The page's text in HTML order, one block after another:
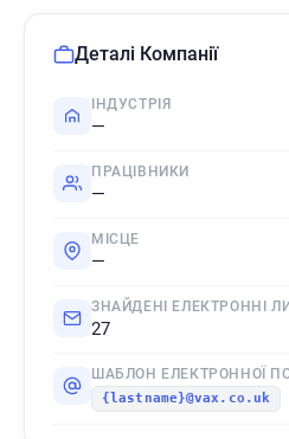
Деталі Компанії
ІНДУСТРІЯ
—
ПРАЦІВНИКИ
—
МІСЦЕ
—
ЗНАЙДЕНІ ЕЛЕКТРОННІ
27
ШАБЛОН ЕЛЕКТРОННОЇ
{lastname}@vax.co.uk